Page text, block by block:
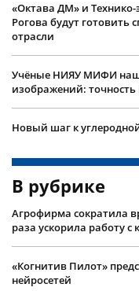
«Октава ДМ» и
Рогова будут готовить
отрасли
Учëные НИЯУ МИФИ
изображений:
Новый шаг к
В рубрике
Агрофирма сократила
раза ускорила работу с
«Когнитив Пилот»
нейросетей